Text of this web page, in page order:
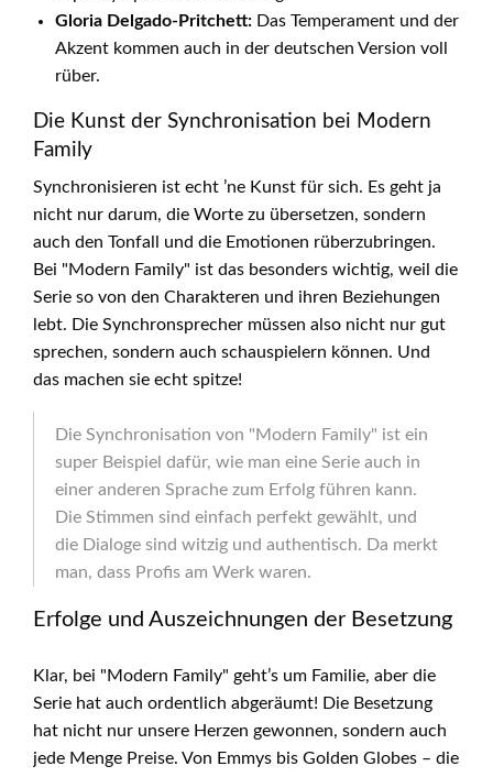
Gloria Delgado-Pritchett: Das Temperament und der
Akzent kommen auch in der deutschen Version voll
rüber.
Die Kunst der Synchronisation bei Modern
Family
Synchronisieren ist echt ’ne Kunst für sich. Es geht ja
nicht nur darum, die Worte zu übersetzen, sondern
auch den Tonfall und die Emotionen rüberzubringen.
Bei "Modern Family" ist das besonders wichtig, weil die
Serie so von den Charakteren und ihren Beziehungen
lebt. Die Synchronsprecher müssen also nicht nur gut
sprechen, sondern auch schauspielern können. Und
das machen sie echt spitze!
Die Synchronisation von "Modern Family" ist ein
super Beispiel dafür, wie man eine Serie auch in
einer anderen Sprache zum Erfolg führen kann.
Die Stimmen sind einfach perfekt gewählt, und
die Dialoge sind witzig und authentisch. Da merkt
man, dass Profis am Werk waren.
Erfolge und Auszeichnungen der Besetzung
Klar, bei "Modern Family" geht’s um Familie, aber die
Serie hat auch ordentlich abgeräumt! Die Besetzung
hat nicht nur unsere Herzen gewonnen, sondern auch
jede Menge Preise. Von Emmys bis Golden Globes – die